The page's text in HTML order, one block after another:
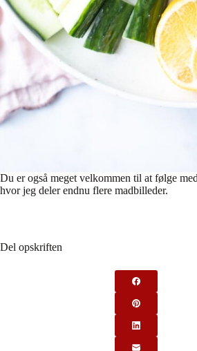
Du er også meget velkommen til at følge
hvor jeg deler endnu flere madbilleder.
Del opskriften